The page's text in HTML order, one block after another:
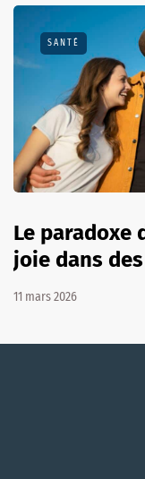
SANTÉ
Le paradoxe
joie dans
11 mars 2026